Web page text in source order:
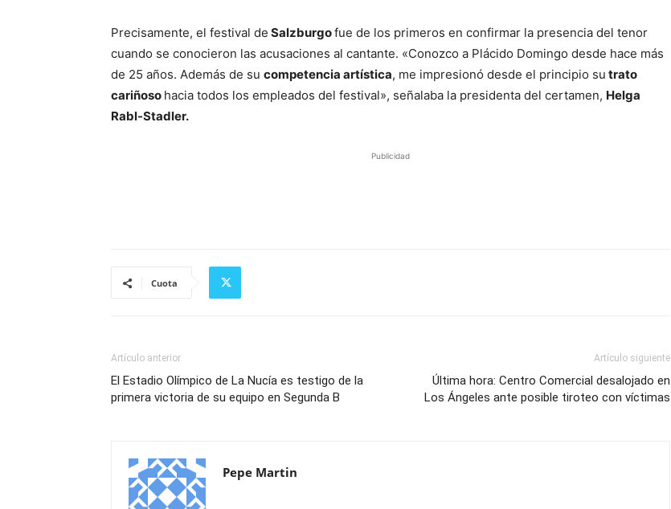
Precisamente, el festival de Salzburgofue de los primeros en confirmar la presencia del tenor
cuando se conocieron las acusaciones al cantante. «Conozco a Plácido Domingo desde hace más
de 25 años. Además de su competencia artística, me impresionó desde el principio su trato
cariñoso hacia todos los empleados del festival», señalaba la presidenta del certamen, Helga
Rabl-Stadler.
Publicidad
Cuota
Artículo anterior
El Estadio Olímpico de La Nucía es testigo de la
primera victoria de su equipo en Segunda B
Artículo siguiente
Última hora: Centro Comercial desalojado en
Los Ángeles ante posible tiroteo con víctimas
Pepe Martin